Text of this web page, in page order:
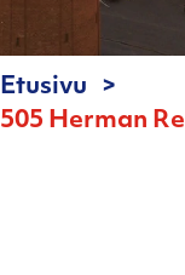
Etusivu
505 Herman